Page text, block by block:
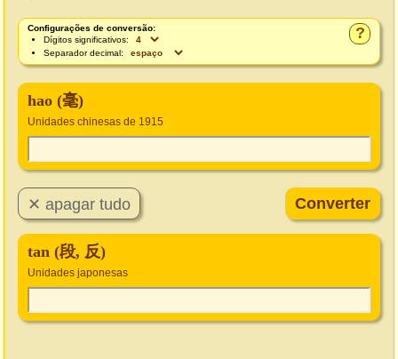
?
Configurações de conversão:
Dígitos significativos:
Separador decimal:
hao (毫)
Unidades chinesas de 1915
tan (段, 反)
Unidades japonesas